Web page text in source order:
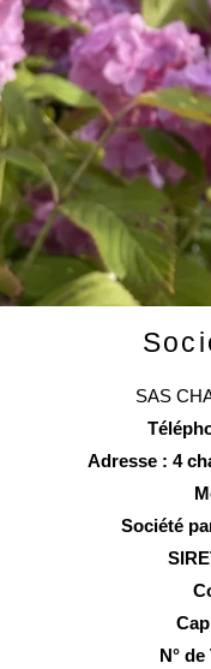
SAS
Adresse : 4
Société
N° de